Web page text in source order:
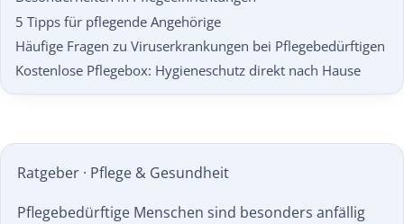
5 Tipps für pflegende Angehörige
Häufige Fragen zu Viruserkrankungen bei Pflegebedürftigen
Kostenlose Pflegebox: Hygieneschutz direkt nach Hause
Ratgeber · Pflege & Gesundheit
Pflegebedürftige Menschen sind besonders anfällig